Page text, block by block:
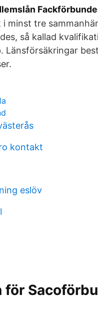
i minst tre
så kallad
Länsförsäkringar
kontakt
eslöv
för